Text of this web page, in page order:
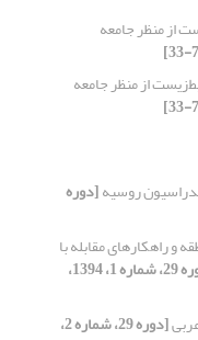
از منظر جامعه
از منظر جامعه
روسیه[دوره
و راهکارهای مقابله با
[دوره 29، شماره 1، 1394،
[دوره 29، شماره 2،